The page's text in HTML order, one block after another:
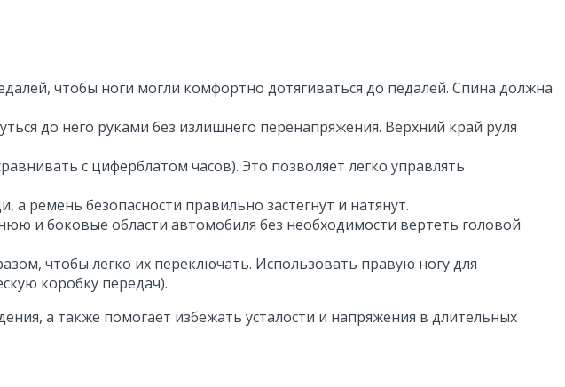
чтобы ноги могли комфортно дотягиваться до педалей. Спина должна
до него руками без излишнего перенапряжения. Верхний край руля
с циферблатом часов). Это позволяет легко управлять
ремень безопасности правильно застегнут и натянут.
и боковые области автомобиля без необходимости вертеть головой
чтобы легко их переключать. Использовать правую ногу для
коробку передач).
а также помогает избежать усталости и напряжения в длительных